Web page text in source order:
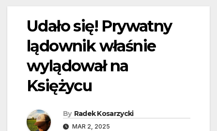
Udało się! Prywatny
lądownik właśnie
wylądował na
Księżycu
By Radek Kosarzycki
MAR 2, 2025